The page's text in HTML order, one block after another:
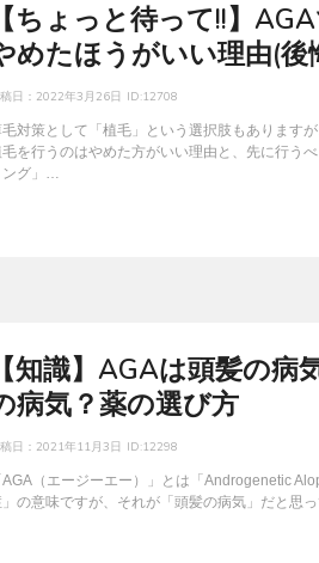
【ちょっと待って!!】
めたほうがいい理由(後
日： 2022年3月26日 ID:12708
対策として「植毛」という選択肢もあります
を行うのはやめた方がいい理由と、先に行う
ング」…
【知識】AGAは頭髪の病
病気？薬の選び方
日： 2021年11月3日 ID:12298
AGA（エージーエー）」とは「Androgenetic
」の意味ですが、それが「頭髪の病気」だと思